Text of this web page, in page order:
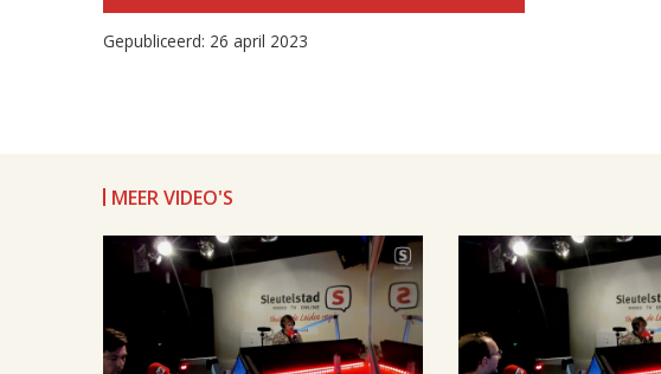
Gepubliceerd: 26 april 2023
MEER VIDEO'S